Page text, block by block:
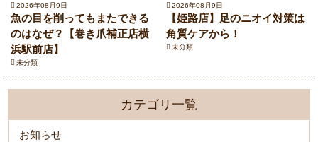
2026年08月9日
魚の目を削ってもまたできる
のはなぜ？【巻き爪補正店横
浜駅前店】
未分類
2026年08月9日
【姫路店】足のニオイ対策は
角質ケアから！
未分類
カテゴリ一覧
お知らせ